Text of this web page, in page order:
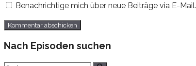
Benachrichtige mich über neue Beiträge via E-Mail.
Nach Episoden suchen